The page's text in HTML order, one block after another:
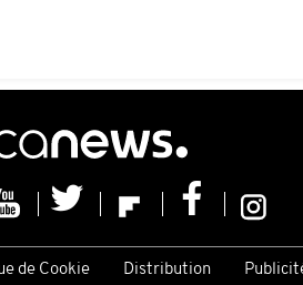
de Cookie Distribution